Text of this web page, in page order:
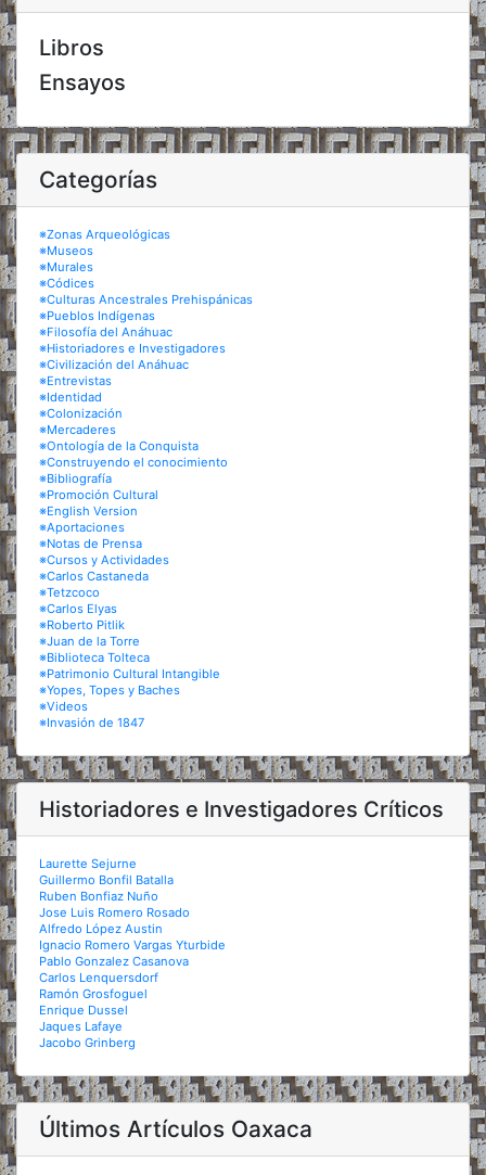
Libros
Ensayos
Categorías
※Zonas Arqueológicas
※Museos
※Murales
※Códices
※Culturas Ancestrales Prehispánicas
※Pueblos Indígenas
※Filosofía del Anáhuac
※Historiadores e Investigadores
※Civilización del Anáhuac
※Entrevistas
※Identidad
※Colonización
※Mercaderes
※Ontología de la Conquista
※Construyendo el conocimiento
※Bibliografía
※Promoción Cultural
※English Version
※Aportaciones
※Notas de Prensa
※Cursos y Actividades
※Carlos Castaneda
※Tetzcoco
※Carlos Elyas
※Roberto Pitlik
※Juan de la Torre
※Biblioteca Tolteca
※Patrimonio Cultural Intangible
※Yopes, Topes y Baches
※Videos
※Invasión de 1847
Historiadores e Investigadores Críticos
Laurette Sejurne
Guillermo Bonfil Batalla
Ruben Bonfiaz Nuño
Jose Luis Romero Rosado
Alfredo López Austin
Ignacio Romero Vargas Yturbide
Pablo Gonzalez Casanova
Carlos Lenquersdorf
Ramón Grosfoguel
Enrique Dussel
Jaques Lafaye
Jacobo Grinberg
Últimos Artículos Oaxaca